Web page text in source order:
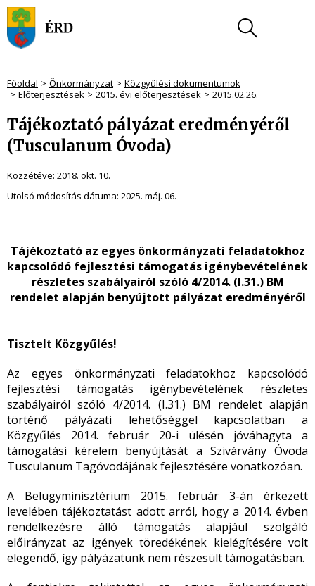
Főoldal Önkormányzat
Közgyűlési dokumentumok
Előterjesztések
2015. évi előterjesztések 2015.02.26.
Tájékoztató pályázat eredményéről
(Tusculanum Óvoda)
Közzétéve: 2018. okt. 10.
Utolsó módosítás dátuma: 2025. máj. 06.
Tájékoztató az egyes önkormányzati feladatokhoz
kapcsolódó fejlesztési támogatás igénybevételének
részletes szabályairól szóló 4/2014. (I.31.) BM
rendelet alapján benyújtott pályázat eredményéről
Tisztelt Közgyűlés!
Az egyes önkormányzati feladatokhoz kapcsolódó
fejlesztési támogatás igénybevételének részletes
szabályairól szóló 4/2014. (I.31.) BM rendelet alapján
történő pályázati lehetőséggel kapcsolatban a
Közgyűlés 2014. február 20-i ülésén jóváhagyta a
támogatási kérelem benyújtását a Szivárvány Óvoda
Tusculanum Tagóvodájának fejlesztésére vonatkozóan.
A Belügyminisztérium 2015. február 3-án érkezett
levelében tájékoztatást adott arról, hogy a 2014. évben
rendelkezésre álló támogatás alapjául szolgáló
előirányzat az igények töredékének kielégítésére volt
elegendő, így pályázatunk nem részesült támogatásban.